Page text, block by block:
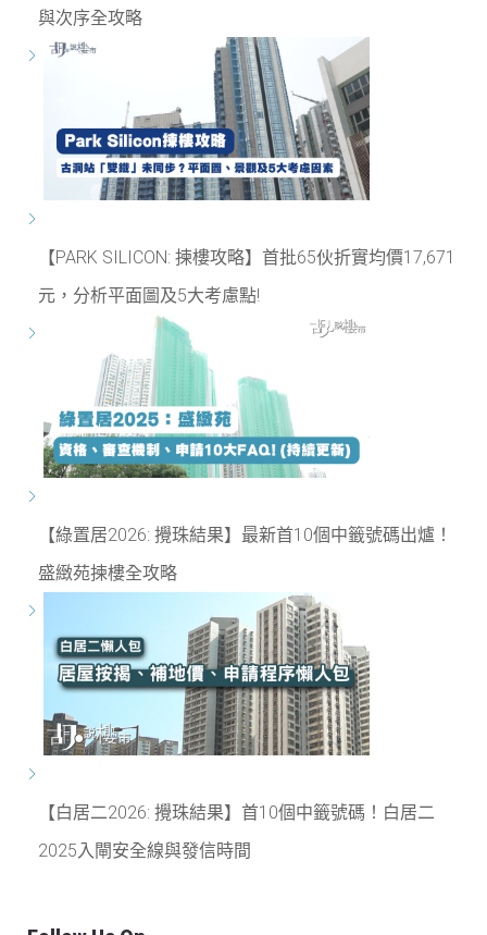
與次序全攻略
【PARK SILICON: 揀樓攻略】首批65伙折實均價17,671
元，分析平面圖及5大考慮點!
【綠置居2026: 攪珠結果】最新首10個中籤號碼出爐！
盛緻苑揀樓全攻略
【白居二2026: 攪珠結果】首10個中籤號碼！白居二
2025入閘安全線與發信時間